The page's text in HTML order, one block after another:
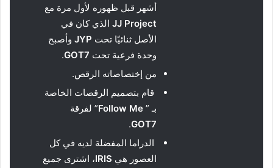
أشهر قبل ظهوره لأول مرة مع
JJ Project
الذي كان في
الأصل ثنائيًا تحت JYP وأصبح
وحدة فرعية تحت GOT7
.
من إختصاصاته الرقص.
قام بتصميم الرقصات الخاصة
بـ ” Follow Me” لفرقة
GOT7
.
الدراما المفضلة لديه في كل
العصور هي IRIS، اشترى جميع